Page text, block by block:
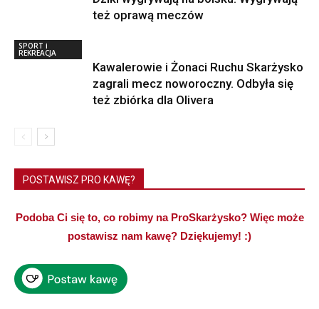
też oprawą meczów
SPORT i
REKREACJA
Kawalerowie i Żonaci Ruchu Skarżysko
zagrali mecz noworoczny. Odbyła się
też zbiórka dla Olivera
POSTAWISZ PRO KAWĘ?
Podoba Ci się to, co robimy na ProSkarżysko? Więc może
postawisz nam kawę? Dziękujemy! :)